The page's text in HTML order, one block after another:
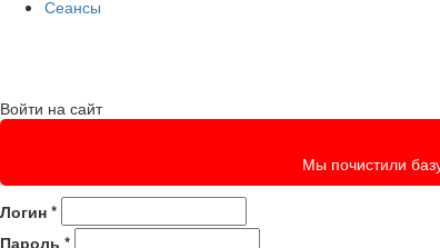
Сеансы
Войти на сайт
Мы почистили
Логин *
Пароль *